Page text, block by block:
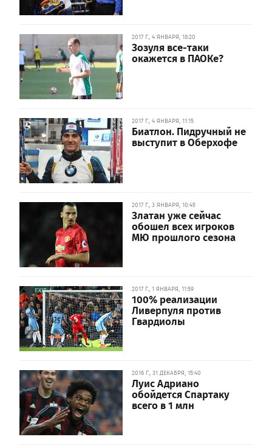
2017 Г., 4 ЯНВАРЯ, 18:20
Зозуля все-таки
окажется в ПАОКе?
2017 Г., 4 ЯНВАРЯ, 11:15
Биатлон. Пидручный не
выступит в Оберхофе
2017 Г., 3 ЯНВАРЯ, 10:45
Златан уже сейчас
обошел всех игроков
МЮ прошлого сезона
2017 Г., 1 ЯНВАРЯ, 11:59
100% реализации
Ливерпуля против
Гвардиолы
2016 Г., 31 ДЕКАБРЯ, 15:40
Луис Адриано
обойдется Спартаку
всего в 1 млн